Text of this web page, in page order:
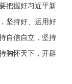
把握好习近平新
坚持好、运用好
自信自立，坚持
胸怀天下，开辟